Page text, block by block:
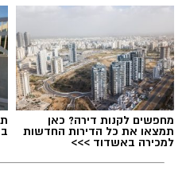
מחפשים לקנות דירה? כאן
תמצאו את כל הדירות החדשות
למכירה באשדוד >>>